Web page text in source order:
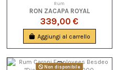
Rum
RON ZACAPA ROYAL
339,00 €
Aggiungi al carrello
Non disponibile